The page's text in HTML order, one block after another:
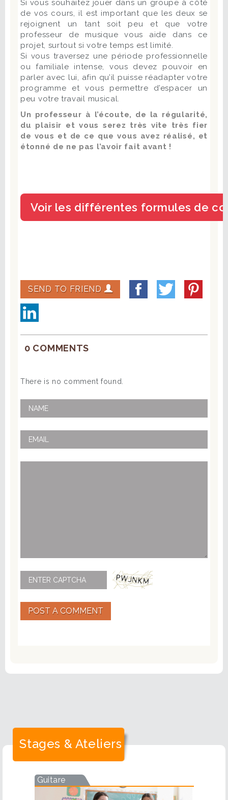
Si vous souhaitez jouer dans un groupe à côté
de vos cours, il est important que les deux se
rejoignent un tant soit peu et que votre
professeur de musique vous aide dans ce
projet, surtout si votre temps est limité.
Si vous traversez une période professionnelle
ou familiale intense, vous devez pouvoir en
parler avec lui, afin qu’il puisse réadapter votre
programme et vous permettre d’espacer un
peu votre travail musical.
Un professeur à l’écoute, de la régularité,
du plaisir et vous serez très vite très fier
de vous et de ce que vous avez réalisé, et
étonné de ne pas l’avoir fait avant !
SEND TO FRIEND
0 COMMENTS
There is no comment found.
POST A COMMENT
Stages & Ateliers
Guitare